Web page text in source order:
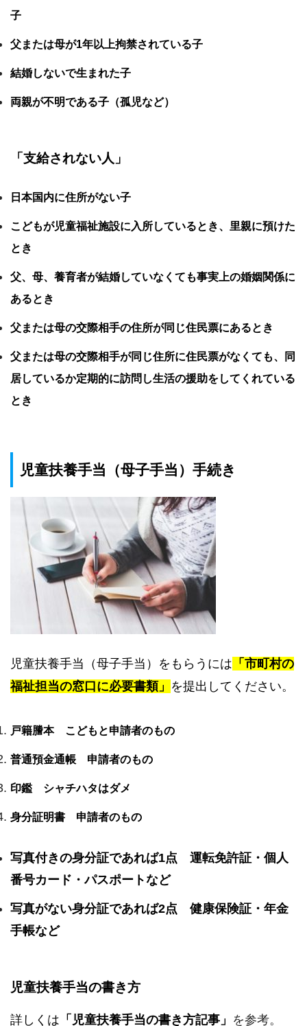
子
父または母が1年以上拘禁されている子
結婚しないで生まれた子
両親が不明である子（孤児など）
「支給されない人」
日本国内に住所がない子
こどもが児童福祉施設に入所しているとき、里親に預けた
とき
父、母、養育者が結婚していなくても事実上の婚姻関係に
あるとき
父または母の交際相手の住所が同じ住民票にあるとき
父または母の交際相手が同じ住所に住民票がなくても、同
居しているか定期的に訪問し生活の援助をしてくれている
とき
児童扶養手当（母子手当）手続き
児童扶養手当（母子手当）をもらうには 「市町村の
福祉担当の窓口に必要書類」 を提出してください。
戸籍謄本 こどもと申請者のもの
普通預金通帳 申請者のもの
印鑑 シャチハタはダメ
身分証明書 申請者のもの
写真付きの身分証であれば1点 運転免許証・個人
番号カード・パスポートなど
写真がない身分証であれば2点 健康保険証・年金
手帳など
児童扶養手当の書き方
詳しくは 「児童扶養手当の書き方記事」 を参考。